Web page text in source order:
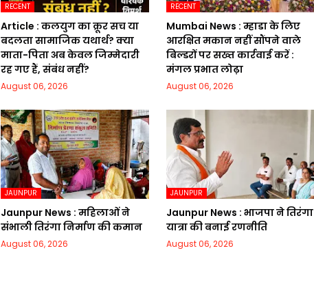
RECENT
Article : कलयुग का क्रूर सच या
बदलता सामाजिक यथार्थ? क्या
माता-पिता अब केवल जिम्मेदारी
रह गए हैं, संबंध नहीं?
August 06, 2026
RECENT
Mumbai News : म्हाडा के लिए
आरक्षित मकान नहीं सौंपने वाले
बिल्डरों पर सख्त कार्रवाई करें :
मंगल प्रभात लोढ़ा
August 06, 2026
JAUNPUR
Jaunpur News : महिलाओं ने
संभाली तिरंगा निर्माण की कमान
August 06, 2026
JAUNPUR
Jaunpur News : भाजपा ने तिरंगा
यात्रा की बनाई रणनीति
August 06, 2026